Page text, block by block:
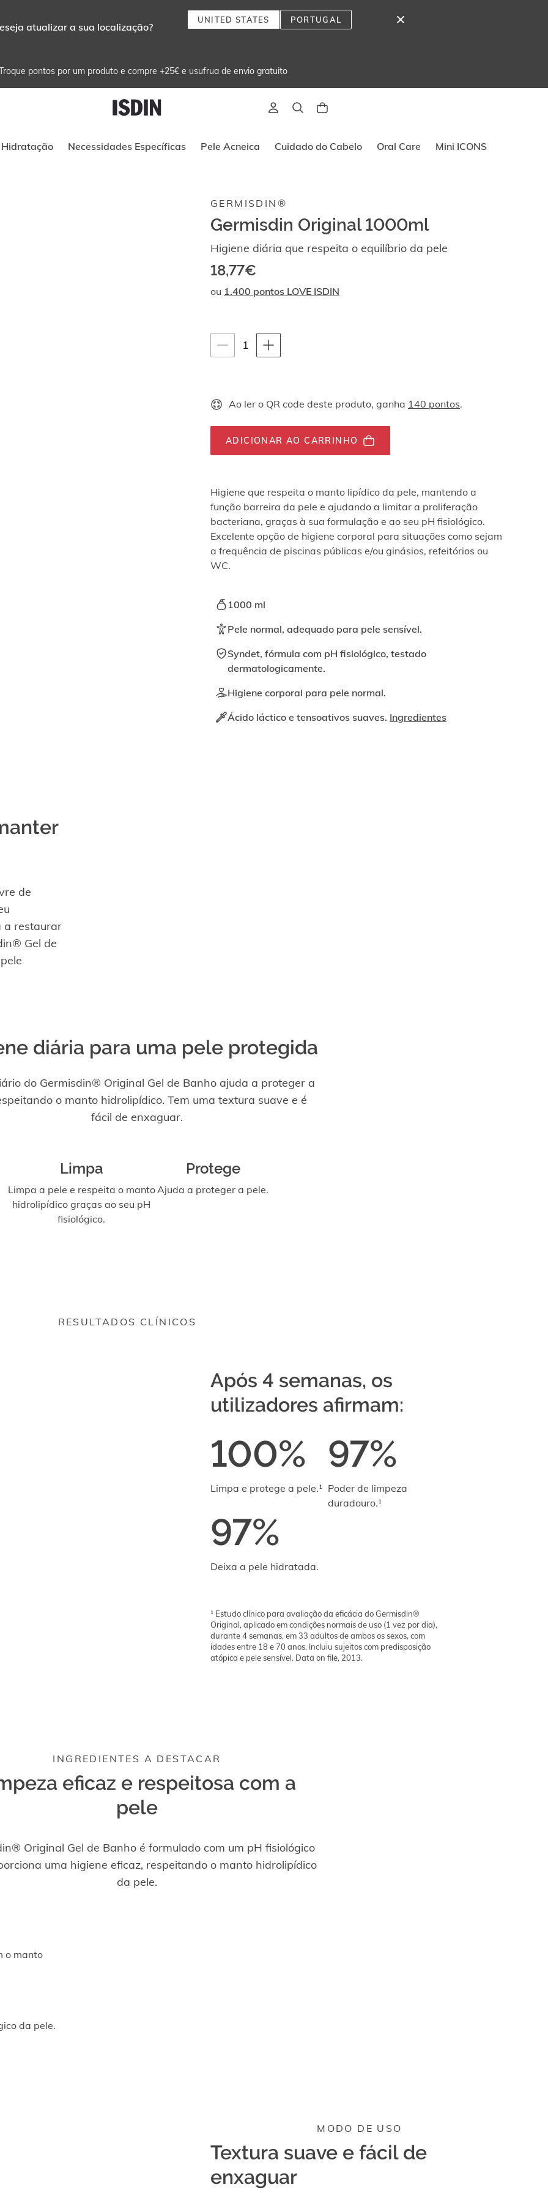
atualizar a sua localização?
UNITED STATES PORTUGAL
pontos por um produto e compre +25€ e usufrua de envio gratuito
Instruções de navegação por teclado
Hidratação Necessidades Específicas Pele Acneica Cuidado do Cabelo Oral Care Mini ICONS
GERMISDIN®
Germisdin Original 1000ml
Higiene diária que respeita o equilíbrio da pele
18,77€
ou 1.400 pontos LOVE ISDIN
Instruções de navegação por teclado
1 quantity-
selector.totalUnit
Ao ler o QR code deste produto, ganha 140 pontos.
ADICIONAR AO CARRINHO
Higiene que respeita o manto lipídico da pele, mantendo a
função barreira da pele e ajudando a limitar a proliferação
bacteriana, graças à sua formulação e ao seu pH fisiológico.
Excelente opção de higiene corporal para situações como sejam
a frequência de piscinas públicas e/ou ginásios, refeitórios ou
WC.
1000 ml
Pele normal, adequado para pele sensível.
Syndet, fórmula com pH fisiológico, testado
dermatologicamente.
Higiene corporal para pele normal.
Ácido láctico e tensoativos suaves. Ingredientes
de
a restaurar
Gel de
diária para uma pele protegida
do Germisdin® Original Gel de Banho ajuda a proteger a
o manto hidrolipídico. Tem uma textura suave e é
fácil de enxaguar.
Limpa
Limpa a pele e respeita o manto
hidrolipídico graças ao seu pH
fisiológico.
Protege
Ajuda a proteger a pele.
RESULTADOS CLÍNICOS
Após 4 semanas, os
utilizadores afirmam:
100%
Limpa e protege a pele.¹
97%
Poder de limpeza
duradouro.¹
97%
Deixa a pele hidratada.
¹ Estudo clínico para avaliação da eficácia do Germisdin®
Original, aplicado em condições normais de uso (1 vez por dia),
durante 4 semanas, em 33 adultos de ambos os sexos, com
idades entre 18 e 70 anos. Incluiu sujeitos com predisposição
atópica e pele sensível. Data on file, 2013.
INGREDIENTES A DESTACAR
eficaz e respeitosa com a
pele
Original Gel de Banho é formulado com um pH fisiológico
uma higiene eficaz, respeitando o manto hidrolipídico
da pele.
o manto
da pele.
MODO DE USO
Textura suave e fácil de
enxaguar